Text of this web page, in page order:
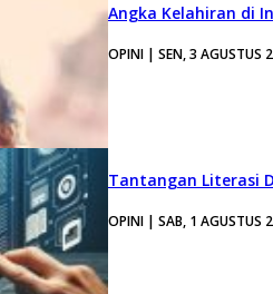
Angka Kelahiran di
OPINI | SEN, 3 AGUSTUS
Tantangan Literasi
OPINI | SAB, 1 AGUSTUS